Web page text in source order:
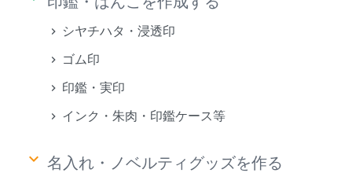
シヤチハタ・浸透印
ゴム印
印鑑・実印
インク・朱肉・印鑑ケース等
keyboard_arrow_down 名入れ・ノベルティグッズを作る